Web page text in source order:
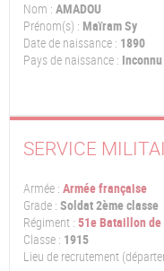
Nom : AMADOU
Prénom(s) : Maïram Sy
Date de naissance : 1890
Pays de naissance : Inconnu
SERVICE
Armée : Armée française
Grade : Soldat 2ème classe
Régiment : 51e Bataillon
Classe : 1915
Lieu de recrutement